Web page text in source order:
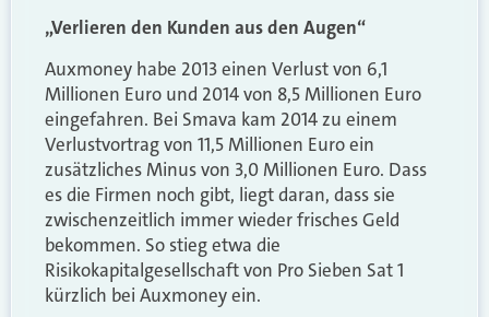
„Verlieren den Kunden aus den Augen“
Auxmoney habe 2013 einen Verlust von 6,1
Millionen Euro und 2014 von 8,5 Millionen Euro
eingefahren. Bei Smava kam 2014 zu einem
Verlustvortrag von 11,5 Millionen Euro ein
zusätzliches Minus von 3,0 Millionen Euro. Dass
es die Firmen noch gibt, liegt daran, dass sie
zwischenzeitlich immer wieder frisches Geld
bekommen. So stieg etwa die
Risikokapitalgesellschaft von Pro Sieben Sat 1
kürzlich bei Auxmoney ein.